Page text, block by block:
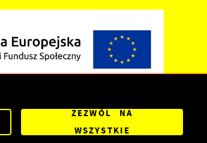
ZEZWÓL NA
WSZYSTKIE